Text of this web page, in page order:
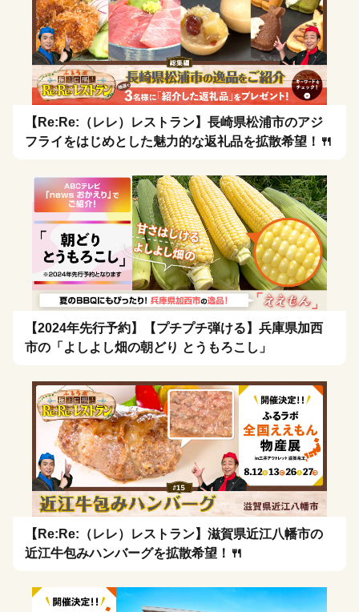
【Re:Re:（レレ）レストラン】長崎県松浦市のアジ
フライをはじめとした魅力的な返礼品を拡散希望！🍴
【2024年先行予約】【プチプチ弾ける】兵庫県加西
市の「よしよし畑の朝どり とうもろこし」
【Re:Re:（レレ）レストラン】滋賀県近江八幡市の
近江牛包みハンバーグを拡散希望！🍴